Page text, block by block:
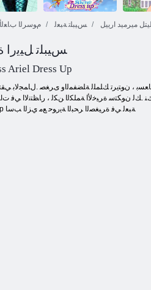
ﺱﺎﺒﻠﻟﺍ ﻖﻟﺄﺗﻭ
ﻡﻮﺳﺮﻟﺍ ﺏﺎﻌﻟﺃ ﺲﻴﺒﻠﺗ ﺔﺒﻌﻟ ليتل ميرميد ارييل
ﺲﻴﺒﻠﺗ ﻞﻴﻳﺭﺍ
Ariel Dress Up
.ﻚﻟ ﻥﻮﻜﺘﺳ ﺓﺮﻴﺧﻷ ﺍ ﺔﻤﻠﻜﻟﺍ ﻦﻜﻟ ، ﺭﺎﻈﺘﻧﻻ ﺍ ﻲﻓ
ﻦﻣ ﺕﺍﺭﺎﻴﺨﻟﺍ .Princess Ariel Dress Up ﺔﺒﻌﻟ ﻲﻓ ﺓﺮﻴﻐﺼﻟﺍ ﺮﺤﺒﻟﺍ ﺔﻳﺭﻮﺣ ﻊﻣ ﻱﺰﻟﺍ ﺐﺳﺎ